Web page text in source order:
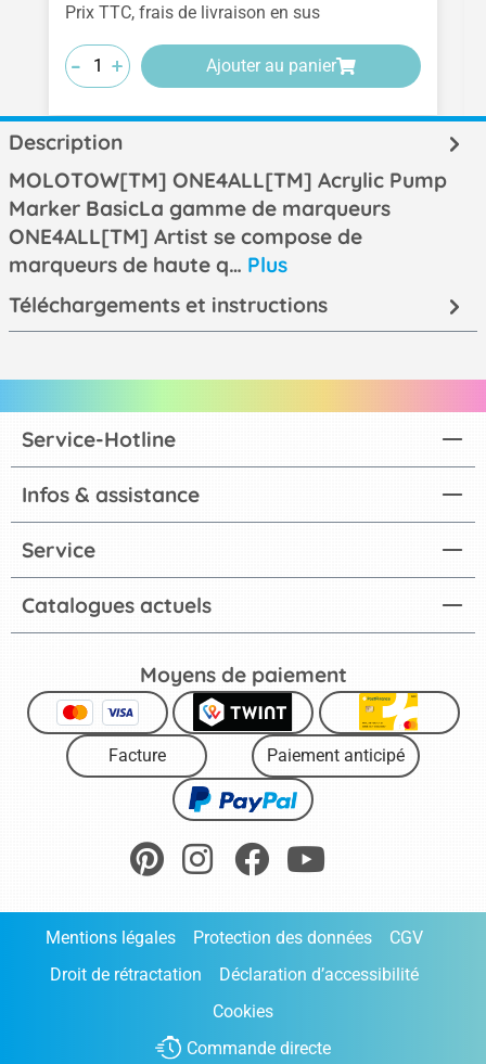
Prix TTC, frais de livraison en sus
-
-
- +
+
+ Ajouter au panier
Description
MOLOTOW[TM] ONE4ALL[TM] Acrylic Pump
Marker BasicLa gamme de marqueurs
ONE4ALL[TM] Artist se compose de
marqueurs de haute q… Plus
Téléchargements et instructions
Catalogues actuels
Service-Hotline
Infos & assistance
Service
Moyens de paiement
Facture Paiement anticipé
Mentions légales Protection des données
CGV
Droit de rétractation
Déclaration d’accessibilité
Cookies
Commande directe